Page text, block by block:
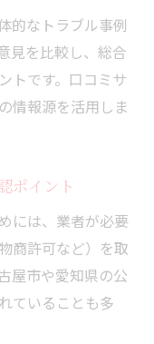
済性を両立す
的なトラブル事例
見を比較し、総合
トです。口コミサ
情報源を活用しま
ポイント
には、業者が必要
商許可など）を取
屋市や愛知県の公
ていることも多